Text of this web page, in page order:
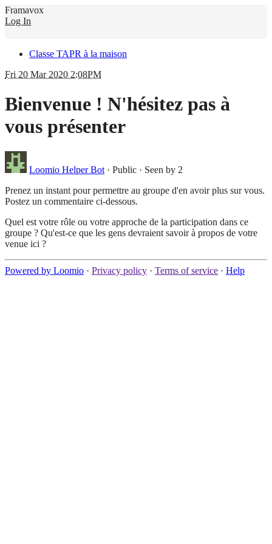
Framavox
Log In
Classe TAPR à la maison
Fri 20 Mar 2020 2:08PM
Bienvenue ! N'hésitez pas à
vous présenter
Loomio Helper Bot · Public · Seen by 2
Prenez un instant pour permettre au groupe d'en avoir plus sur vous.
Postez un commentaire ci-dessous.
Quel est votre rôle ou votre approche de la participation dans ce
groupe ? Qu'est-ce que les gens devraient savoir à propos de votre
venue ici ?
Powered by Loomio · Privacy policy · Terms of service · Help